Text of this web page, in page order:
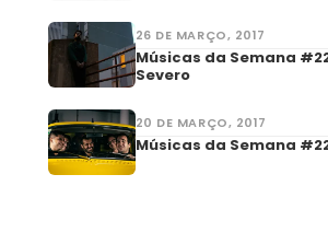
26 DE MARÇO, 2017
Músicas da Semana
Severo
20 DE MARÇO, 2017
Músicas da Semana